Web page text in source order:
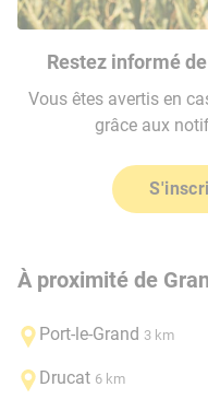
Restez informé
Vous êtes avertis en
grâce aux
À proximité de
Port-le-Grand 3 km
Drucat 6 km